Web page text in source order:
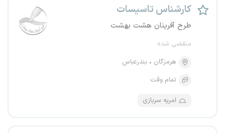
کارشناس تاسیسات
طرح آفرینان هشت بهشت
منقضی شده
هرمزگان
بندرعباس
تمام وقت
امریه سربازی